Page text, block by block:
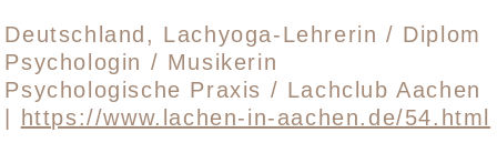
Deutschland, Lachyoga-Lehrerin / Diplom
Psychologin / Musikerin
Psychologische Praxis / Lachclub Aachen
https://www.lachen-in-aachen.de/54.html